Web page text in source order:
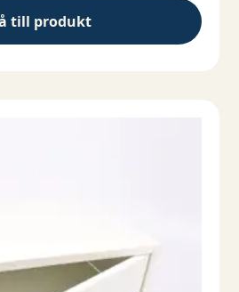
till produkt